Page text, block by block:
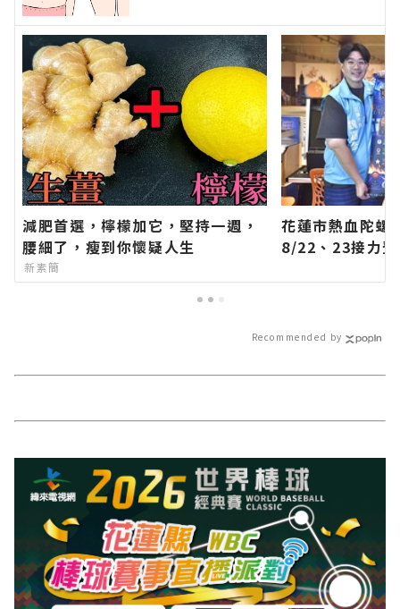
減肥首選，檸檬加它，堅持一週，
腰細了，瘦到你懷疑人生
新素簡
花蓮市熱血陀螺
8/22、23接力
聞報導 最新的
Recommended by